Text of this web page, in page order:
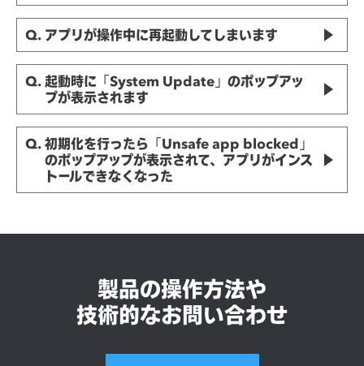
Q. アプリが操作中に再起動してしまいます
Q. 起動時に「System Update」のポップアッ
プが表示されます
Q. 初期化を行ったら「Unsafe app blocked」
のポップアップが表示されて、アプリがインス
トールできなくなった
製品の操作方法や
技術的なお問い合わせ